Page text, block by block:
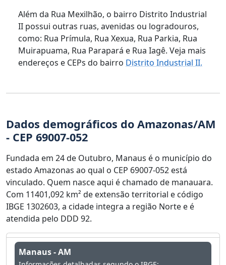
Além da Rua Mexilhão, o bairro Distrito Industrial
II possui outras ruas, avenidas ou logradouros,
como: Rua Prímula, Rua Xexua, Rua Parkia, Rua
Muirapuama, Rua Parapará e Rua Iagê. Veja mais
endereços e CEPs do bairro Distrito Industrial II.
Dados demográficos do Amazonas/AM
- CEP 69007-052
Fundada em 24 de Outubro, Manaus é o município do
estado Amazonas ao qual o CEP 69007-052 está
vinculado. Quem nasce aqui é chamado de manauara.
Com 11401,092 km² de extensão territorial e código
IBGE 1302603, a cidade integra a região Norte e é
atendida pelo DDD 92.
Manaus - AM